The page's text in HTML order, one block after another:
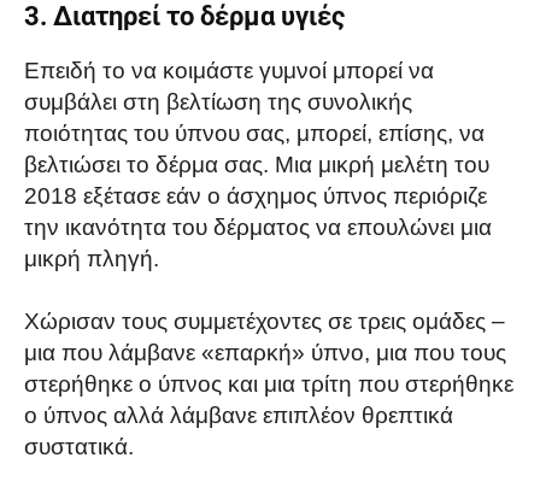
3. Διατηρεί το δέρμα υγιές
Επειδή το να κοιμάστε γυμνοί μπορεί να
συμβάλει στη βελτίωση της συνολικής
ποιότητας του ύπνου σας, μπορεί, επίσης, να
βελτιώσει το δέρμα σας. Μια μικρή μελέτη του
2018 εξέτασε εάν ο άσχημος ύπνος περιόριζε
την ικανότητα του δέρματος να επουλώνει μια
μικρή πληγή.
Χώρισαν τους συμμετέχοντες σε τρεις ομάδες –
μια που λάμβανε «επαρκή» ύπνο, μια που τους
στερήθηκε ο ύπνος και μια τρίτη που στερήθηκε
ο ύπνος αλλά λάμβανε επιπλέον θρεπτικά
συστατικά.